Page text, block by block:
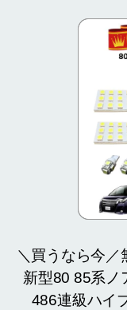
＼買うなら今／
新型80 85系ノ
486連級ハイ